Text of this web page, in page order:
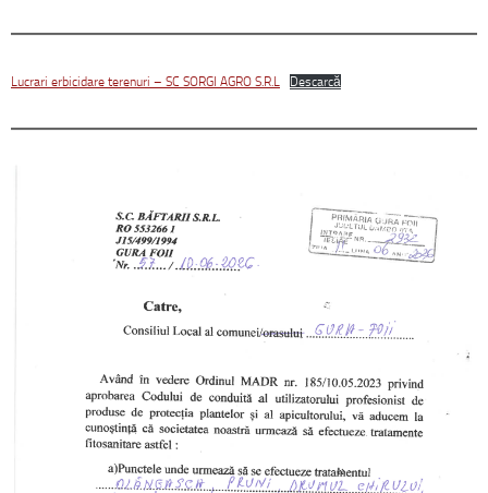
Lucrari erbicidare terenuri – SC SORGI AGRO S.R.L Descarcă